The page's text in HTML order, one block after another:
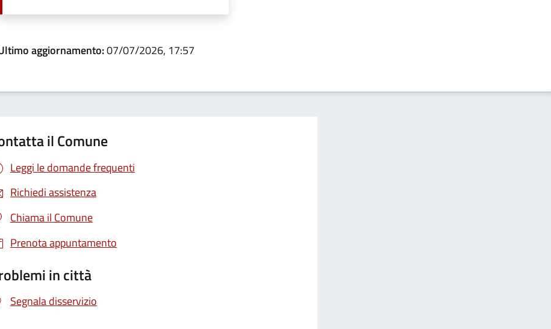
aggiornamento:07/07/2026, 17:57
il Comune
Leggi le domande frequenti
Richiedi assistenza
Chiama il Comune
Prenota appuntamento
in città
Segnala disservizio